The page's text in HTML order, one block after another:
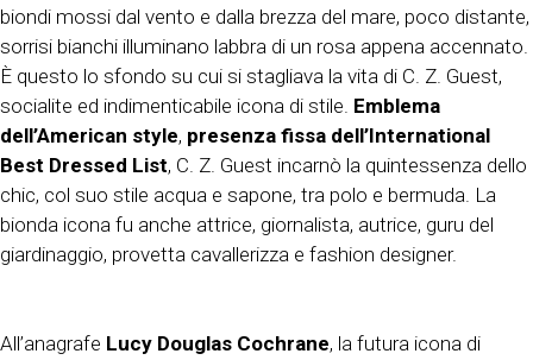
biondi mossi dal vento e dalla brezza del mare, poco distante,
sorrisi bianchi illuminano labbra di un rosa appena accennato.
È questo lo sfondo su cui si stagliava la vita di C. Z. Guest,
socialite ed indimenticabile icona di stile. Emblema
dell’American style, presenza fissa dell’International
Best Dressed List, C. Z. Guest incarnò la quintessenza dello
chic, col suo stile acqua e sapone, tra polo e bermuda. La
bionda icona fu anche attrice, giornalista, autrice, guru del
giardinaggio, provetta cavallerizza e fashion designer.
All’anagrafe Lucy Douglas Cochrane, la futura icona di